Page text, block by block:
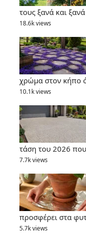
τους ξανά και ξανά
18.6k views
χρώμα στον κήπο
10.1k views
τάση του 2026 που
7.7k views
προσφέρει στα
5.7k views